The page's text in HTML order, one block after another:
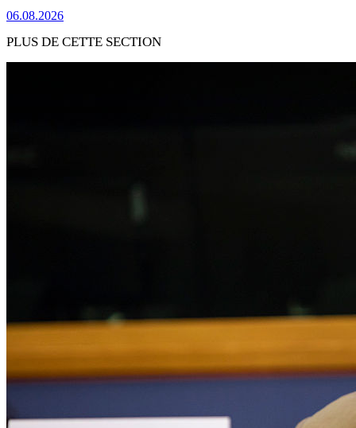
06.08.2026
PLUS DE CETTE SECTION